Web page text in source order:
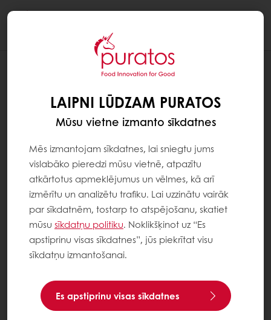
RECEPTES
KARAMELLO
LAIPNI LŪDZAM PURATOS
Mūsu vietne izmanto sīkdatnes
Mēs izmantojam sīkdatnes, lai sniegtu jums
vislabāko pieredzi mūsu vietnē, atpazītu
atkārtotus apmeklējumus un vēlmes, kā arī
izmērītu un analizētu trafiku. Lai uzzinātu vairāk
par sīkdatnēm, tostarp to atspējošanu, skatiet
mūsu sīkdatņu politiku. Noklikšķinot uz “Es
apstiprinu visas sīkdatnes”, jūs piekrītat visu
sīkdatņu izmantošanai.
Es apstiprinu visas sīkdatnes